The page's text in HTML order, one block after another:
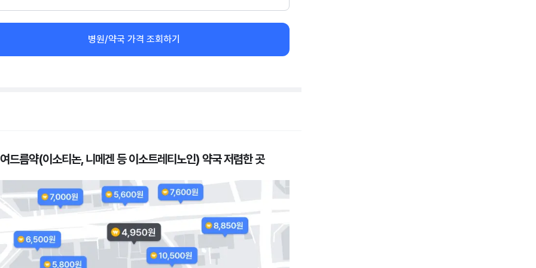
병원/약국 가격 조회하기
드름약(이소티논, 니메겐 등 이소트레티노인) 약국 저렴한 곳